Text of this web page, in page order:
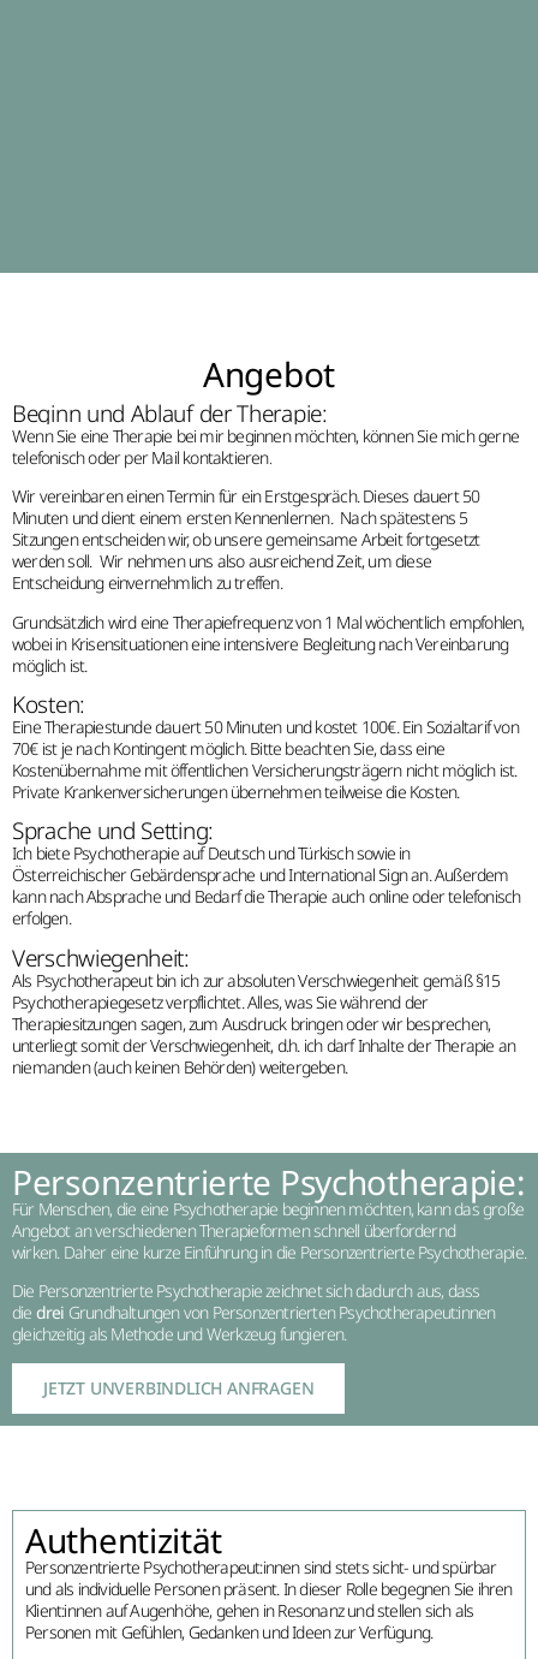
Angebot
Beginn und Ablauf der Therapie:
Wenn Sie eine Therapie bei mir beginnen möchten, können Sie mich gerne
telefonisch oder per Mail kontaktieren.
Wir vereinbaren einen Termin für ein Erstgespräch. Dieses dauert 50
Minuten und dient einem ersten Kennenlernen. Nach spätestens 5
Sitzungen entscheiden wir, ob unsere gemeinsame Arbeit fortgesetzt
werden soll. Wir nehmen uns also ausreichend Zeit, um diese
Entscheidung einvernehmlich zu treffen.
Grundsätzlich wird eine Therapiefrequenz von 1 Mal wöchentlich empfohlen,
wobei in Krisensituationen eine intensivere Begleitung nach Vereinbarung
möglich ist.
Kosten:
Eine Therapiestunde dauert 50 Minuten und kostet 100€. Ein Sozialtarif von
70€ ist je nach Kontingent möglich. Bitte beachten Sie, dass eine
Kostenübernahme mit öffentlichen Versicherungsträgern nicht möglich ist.
Private Krankenversicherungen übernehmen teilweise die Kosten.
Sprache und Setting:
Ich biete Psychotherapie auf Deutsch und Türkisch sowie in
Österreichischer Gebärdensprache und International Sign an. Außerdem
kann nach Absprache und Bedarf die Therapie auch online oder telefonisch
erfolgen.
Verschwiegenheit:
Als Psychotherapeut bin ich zur absoluten Verschwiegenheit gemäß §15
Psychotherapiegesetz verpflichtet. Alles, was Sie während der
Therapiesitzungen sagen, zum Ausdruck bringen oder wir besprechen,
unterliegt somit der Verschwiegenheit, d.h. ich darf Inhalte der Therapie an
niemanden (auch keinen Behörden) weitergeben.
Personzentrierte Psychotherapie:
Für Menschen, die eine Psychotherapie beginnen möchten, kann das große
Angebot an verschiedenen Therapieformen schnell überfordernd
wirken. Daher eine kurze Einführung in die Personzentrierte Psychotherapie.
Die Personzentrierte Psychotherapie zeichnet sich dadurch aus, dass
die drei Grundhaltungen von Personzentrierten Psychotherapeut:innen
gleichzeitig als Methode und Werkzeug fungieren.
JETZT UNVERBINDLICH ANFRAGEN
Authentizität
Personzentrierte Psychotherapeut:innen sind stets sicht- und spürbar
und als individuelle Personen präsent. In dieser Rolle begegnen Sie ihren
Klient:innen auf Augenhöhe, gehen in Resonanz und stellen sich als
Personen mit Gefühlen, Gedanken und Ideen zur Verfügung.